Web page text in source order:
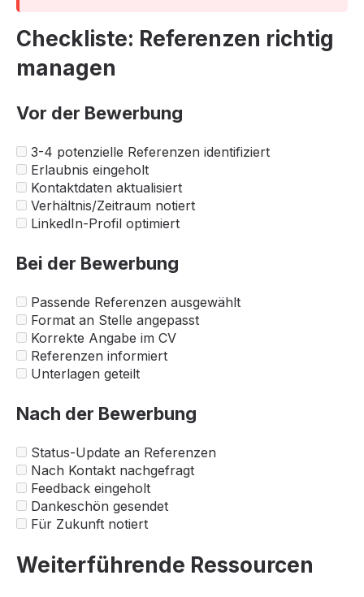
Checkliste: Referenzen richtig
managen
Vor der Bewerbung
3-4 potenzielle Referenzen identifiziert
Erlaubnis eingeholt
Kontaktdaten aktualisiert
Verhältnis/Zeitraum notiert
LinkedIn-Profil optimiert
Bei der Bewerbung
Passende Referenzen ausgewählt
Format an Stelle angepasst
Korrekte Angabe im CV
Referenzen informiert
Unterlagen geteilt
Nach der Bewerbung
Status-Update an Referenzen
Nach Kontakt nachgefragt
Feedback eingeholt
Dankeschön gesendet
Für Zukunft notiert
Weiterführende Ressourcen